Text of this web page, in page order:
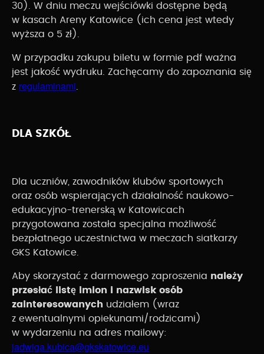
30). W dniu meczu wejściówki dostępne będą
w kasach Areny Katowice (ich cena jest wtedy
wyższa o 5 zł).
W przypadku zakupu biletu w formie pdf ważna
jest jakość wydruku. Zachęcamy do zapoznania się
z regulaminami
DLA SZKÓŁ
Dla uczniów, zawodników klubów sportowych
oraz osób wspierających działalność naukowo-
edukacyjno-trenerską w Katowicach
przygotowana została specjalna możliwość
bezpłatnego uczestnictwa w meczach siatkarzy
GKS Katowice.
Aby skorzystać z darmowego zaproszenia należy
przesłać listę imion i nazwisk osób
zainteresowanych udziałem (wraz
z ewentualnymi opiekunami/rodzicami)
w wydarzeniu na adres mailowy:
jadwiga.kubica@gkskatowice.eu